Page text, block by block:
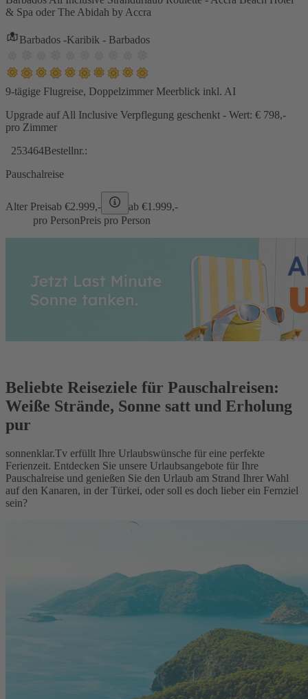
& Spa oder The Abidah by Accra
Barbados -Karibik - Barbados
9-tägige Flugreise, Doppelzimmer Meerblick inkl. AI
Upgrade auf All Inclusive Verpflegung geschenkt - Wert: € 798,-
pro Zimmer
253464Bestellnr.:
Pauschalreise
Alter Preisab €2.999,- ab €1.999,-
pro PersonPreis pro Person
Beliebte Reiseziele für Pauschalreisen:
Weiße Strände, Sonne satt und Erholung
pur
sonnenklar.Tv erfüllt Ihre Urlaubswünsche für eine perfekte
Ferienzeit. Entdecken Sie unsere Urlaubsangebote für Ihre
Pauschalreise und genießen Sie den Urlaub am Strand Ihrer Wahl
auf den Kanaren, in der Türkei, oder soll es doch lieber ein Fernziel
sein?